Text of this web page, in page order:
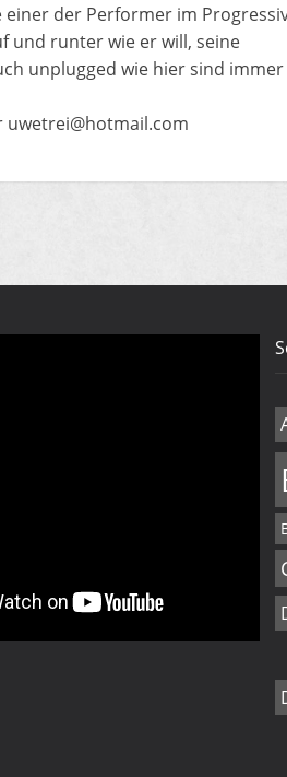
einer der Performer im
und runter wie er will, seine
unplugged wie hier sind
uwetrei@hotmail.com